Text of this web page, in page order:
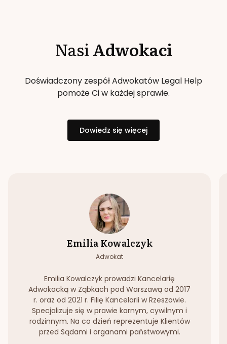
NasiAdwokaci
Doświadczony zespół Adwokatów Legal Help
pomoże Ci w każdej sprawie.
Dowiedz się więcej
Emilia Kowalczyk
Adwokat
Emilia Kowalczyk prowadzi Kancelarię
Adwokacką w Ząbkach pod Warszawą od 2017
r. oraz od 2021 r. Filię Kancelarii w Rzeszowie.
Specjalizuje się w prawie karnym, cywilnym i
rodzinnym. Na co dzień reprezentuje Klientów
przed Sądami i organami państwowymi.